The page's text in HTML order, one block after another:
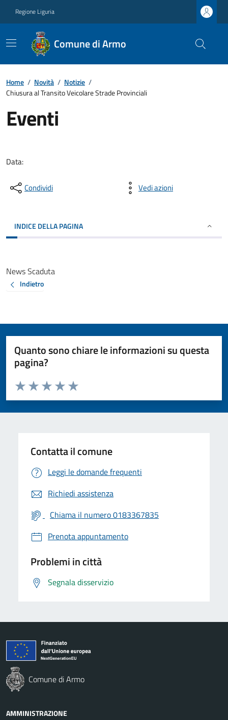
Regione Liguria
Comune di Armo
Home / Novità / Notizie /
Chiusura al Transito Veicolare Strade Provinciali
Eventi
Data:
Condividi Vedi azioni
INDICE DELLA PAGINA
News Scaduta
Indietro
Quanto sono chiare le informazioni su questa
pagina?
Valuta da 1 a 5 stelle la pagina
Valuta 5 stelle su 5
Valuta 4 stelle su 5
Valuta 3 stelle su 5
Valuta 2 stelle su 5
Valuta 1 stelle su 5
Contatta il comune
Leggi le domande frequenti
Richiedi assistenza
Chiama il numero 0183367835
Prenota appuntamento
Problemi in città
Segnala disservizio
Comune di Armo
AMMINISTRAZIONE